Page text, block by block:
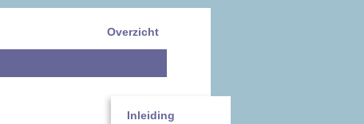
Overzicht
Inleiding